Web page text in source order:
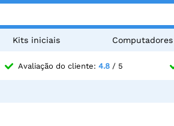
Kits iniciais Computadores
Avaliação do cliente: 4.8/ 5